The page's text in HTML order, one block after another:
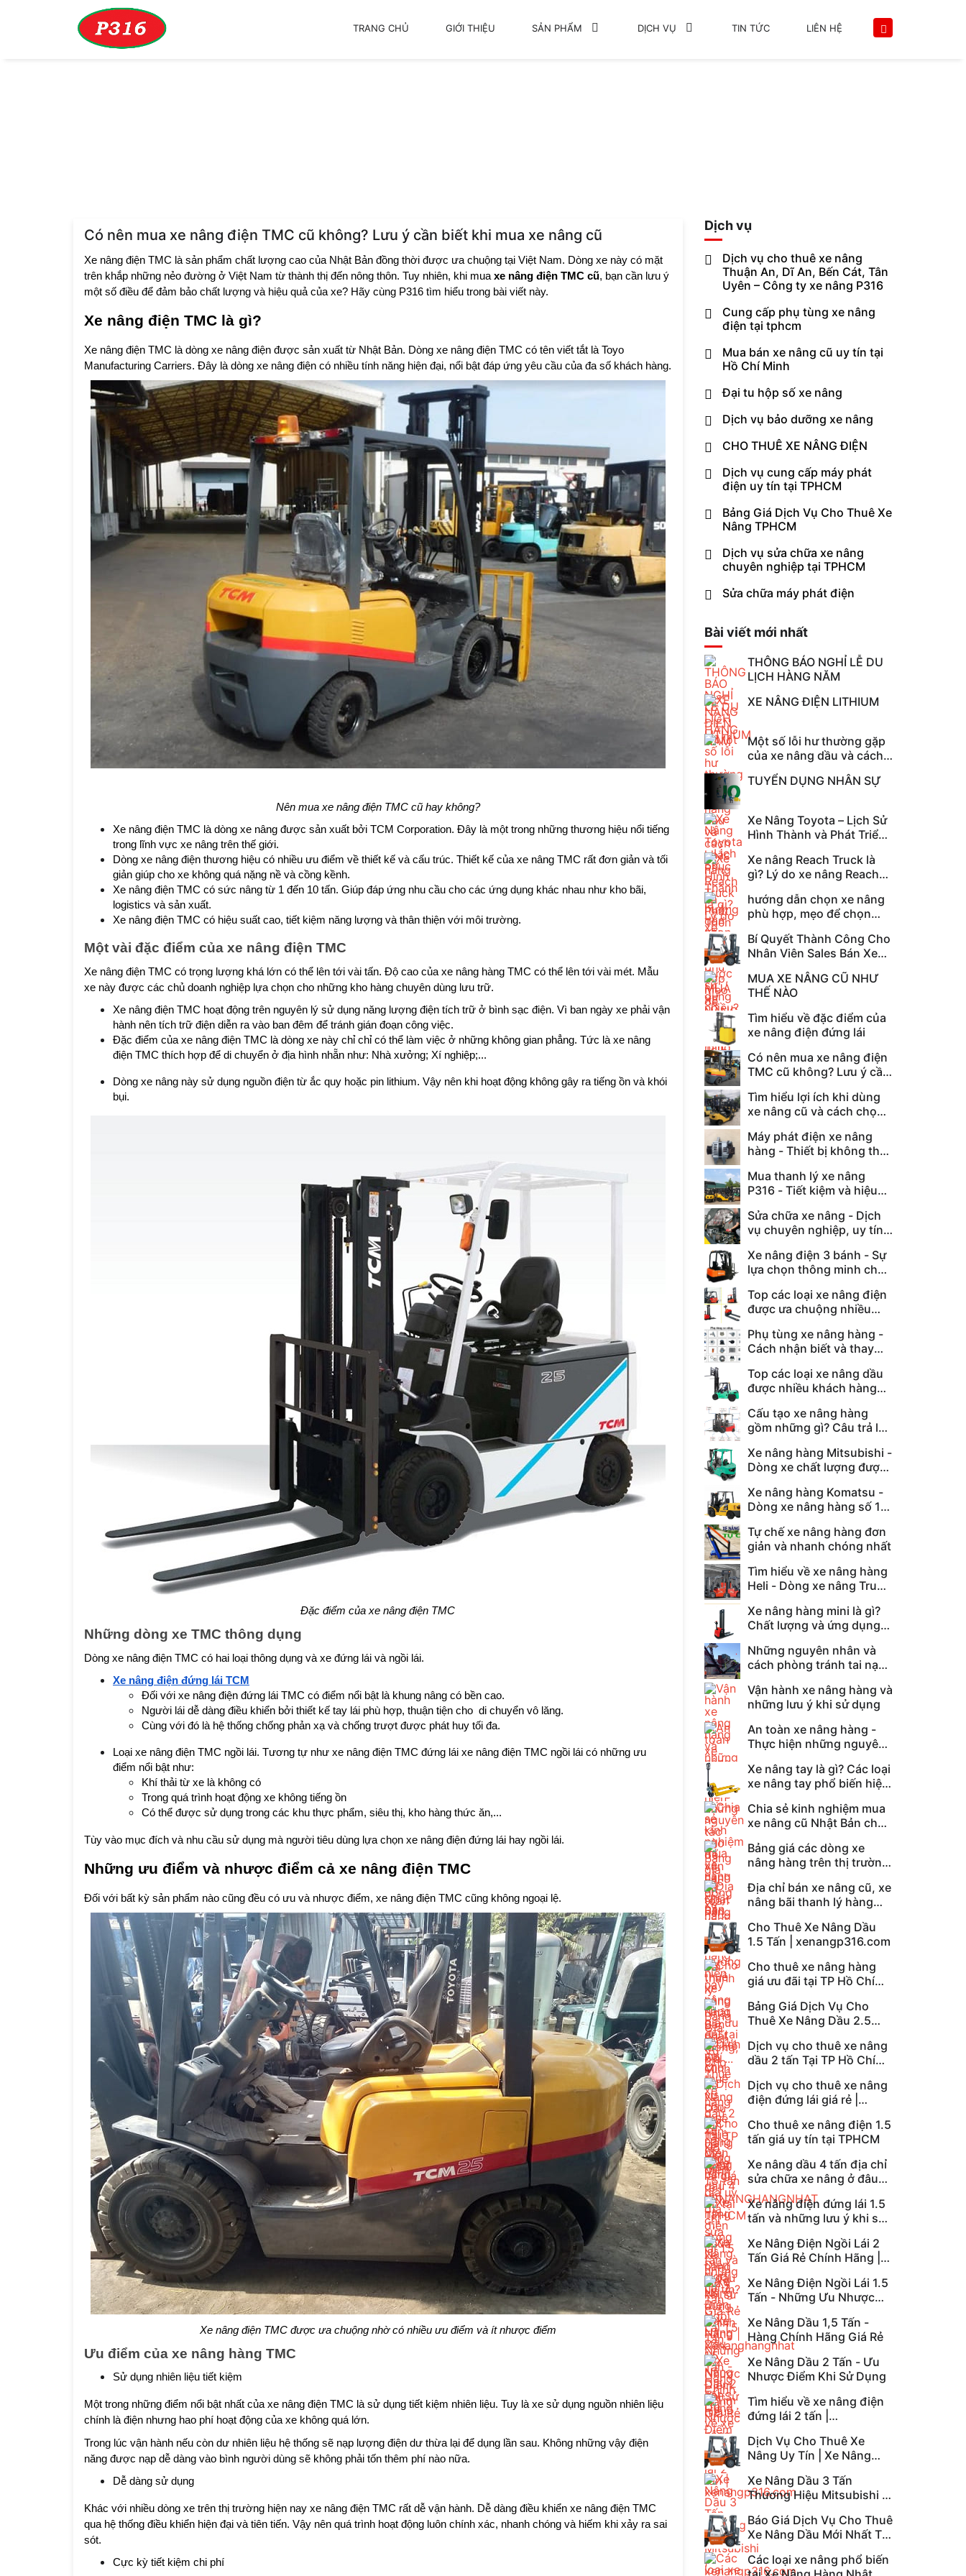
TRANG CHỦ GIỚI THIỆU SẢN PHẨM DỊCH VỤ TIN TỨC LIÊN HỆ
Có nên mua xe nâng điện TMC cũ không? Lưu ý cần biết khi mua xe nâng cũ
Xe nâng điện TMC là sản phẩm chất lượng cao của Nhật Bản đồng thời được ưa chuộng tại Việt Nam. Dòng xe này có mặt
trên khắp những nẻo đường ở Việt Nam từ thành thị đến nông thôn. Tuy nhiên, khi mua xe nâng điện TMC cũ, bạn cần lưu ý
một số điều để đảm bảo chất lượng và hiệu quả của xe? Hãy cùng P316 tìm hiểu trong bài viết này.
Xe nâng điện TMC là gì?
Xe nâng điện TMC là dòng xe nâng điện được sản xuất từ Nhật Bản. Dòng xe nâng điện TMC có tên viết tắt là Toyo
Manufacturing Carriers. Đây là dòng xe nâng điện có nhiều tính năng hiện đại, nổi bật đáp ứng yêu cầu của đa số khách hàng.
Nên mua xe nâng điện TMC cũ hay không?
Xe nâng điện TMC là dòng xe nâng được sản xuất bởi TCM Corporation. Đây là một trong những thương hiệu nổi tiếng
trong lĩnh vực xe nâng trên thế giới.
Dòng xe nâng điện thương hiệu có nhiều ưu điểm về thiết kế và cấu trúc. Thiết kế của xe nâng TMC rất đơn giản và tối
giản giúp cho xe không quá nặng nề và cồng kềnh.
Xe nâng điện TMC có sức nâng từ 1 đến 10 tấn. Giúp đáp ứng nhu cầu cho các ứng dụng khác nhau như kho bãi,
logistics và sản xuất.
Xe nâng điện TMC có hiệu suất cao, tiết kiệm năng lượng và thân thiện với môi trường.
Một vài đặc điểm của xe nâng điện TMC
Xe nâng điện TMC có trọng lượng khá lớn có thể lên tới vài tấn. Độ cao của xe nâng hàng TMC có thể lên tới vài mét. Mẫu
xe này được các chủ doanh nghiệp lựa chọn cho những kho hàng chuyên dùng lưu trữ.
Xe nâng điện TMC hoạt động trên nguyên lý sử dụng năng lượng điện tích trữ ở bình sạc điện. Vì ban ngày xe phải vận
hành nên tích trữ điện diễn ra vào ban đêm để tránh gián đoạn công việc.
Đặc điểm của xe nâng điện TMC là dòng xe này chỉ chỉ có thể làm việc ở những không gian phẳng. Tức là xe nâng
điện TMC thích hợp để di chuyển ở địa hình nhẵn như: Nhà xưởng; Xí nghiệp;...
Dòng xe nâng này sử dụng nguồn điện từ ắc quy hoặc pin lithium. Vậy nên khi hoạt động không gây ra tiếng ồn và khói
bụi.
Đặc điểm của xe nâng điện TMC
Những dòng xe TMC thông dụng
Dòng xe nâng điện TMC có hai loại thông dụng và xe đứng lái và ngồi lái.
Xe nâng điện đứng lái TCM
Đối với xe nâng điện đứng lái TMC có điểm nổi bật là khung nâng có bền cao.
Người lái dễ dàng điều khiển bởi thiết kế tay lái phù hợp, thuận tiện cho di chuyển vô lăng.
Cùng với đó là hệ thống chống phản xạ và chống trượt được phát huy tối đa.
Loại xe nâng điện TMC ngồi lái. Tương tự như xe nâng điện TMC đứng lái xe nâng điện TMC ngồi lái có những ưu
điểm nổi bật như:
Khí thải từ xe là không có
Trong quá trình hoạt động xe không tiếng ồn
Có thể được sử dụng trong các khu thực phẩm, siêu thị, kho hàng thức ăn,...
Tùy vào mục đích và nhu cầu sử dụng mà người tiêu dùng lựa chọn xe nâng điện đứng lái hay ngồi lái.
Những ưu điểm và nhược điểm cả xe nâng điện TMC
Đối với bất kỳ sản phẩm nào cũng đều có ưu và nhược điểm, xe nâng điện TMC cũng không ngoại lệ.
Xe nâng điện TMC được ưa chuộng nhờ có nhiều ưu điểm và ít nhược điểm
Ưu điểm của xe nâng hàng TMC
Sử dụng nhiên liệu tiết kiệm
Một trong những điểm nổi bật nhất của xe nâng điện TMC là sử dụng tiết kiệm nhiên liệu. Tuy là xe sử dụng nguồn nhiên liệu
chính là điện nhưng hao phí hoạt động của xe không quá lớn.
Trong lúc vận hành nếu còn dư nhiên liệu hệ thống sẽ nạp lượng điện dư thừa lại để dụng lần sau. Không những vậy điện
năng được nạp dễ dàng vào bình người dùng sẽ không phải tốn thêm phí nào nữa.
Dễ dàng sử dụng
Khác với nhiều dòng xe trên thị trường hiện nay xe nâng điện TMC rất dễ vận hành. Dễ dàng điều khiển xe nâng điện TMC
qua hệ thống điều khiển hiện đại và tiên tiến. Vậy nên quá trình hoạt động luôn chính xác, nhanh chóng và hiếm khi xảy ra sai
sót.
Cực kỳ tiết kiệm chi phí
Dịch vụ
Dịch vụ cho thuê xe nâng
Thuận An, Dĩ An, Bến Cát, Tân
Uyên – Công ty xe nâng P316
Cung cấp phụ tùng xe nâng
điện tại tphcm
Mua bán xe nâng cũ uy tín tại
Hồ Chí Minh
Đại tu hộp số xe nâng
Dịch vụ bảo dưỡng xe nâng
CHO THUÊ XE NÂNG ĐIỆN
Dịch vụ cung cấp máy phát
điện uy tín tại TPHCM
Bảng Giá Dịch Vụ Cho Thuê Xe
Nâng TPHCM
Dịch vụ sửa chữa xe nâng
chuyên nghiệp tại TPHCM
Sửa chữa máy phát điện
Bài viết mới nhất
THÔNG BÁO NGHỈ LỄ DU
LỊCH HÀNG NĂM
XE NÂNG ĐIỆN LITHIUM
Một số lỗi hư thường gặp
của xe nâng dầu và cách
khắc phục
TUYỂN DỤNG NHÂN SỰ
Xe Nâng Toyota – Lịch Sử
Hình Thành và Phát Triển
Xe nâng Reach Truck là
gì? Lý do xe nâng Reach
nhiều?
hướng dẫn chọn xe nâng
phù hợp, mẹo để chọn
Bí Quyết Thành Công Cho
Nhân Viên Sales Bán Xe
MUA XE NÂNG CŨ NHƯ
THẾ NÀO
Tìm hiểu về đặc điểm của
xe nâng điện đứng lái
Có nên mua xe nâng điện
TMC cũ không? Lưu ý cần
Tìm hiểu lợi ích khi dùng
xe nâng cũ và cách chọn
Máy phát điện xe nâng
hàng - Thiết bị không thể
Mua thanh lý xe nâng
P316 - Tiết kiệm và hiệu
Sửa chữa xe nâng - Dịch
vụ chuyên nghiệp, uy tín,
Xe nâng điện 3 bánh - Sự
lựa chọn thông minh cho
Top các loại xe nâng điện
được ưa chuộng nhiều
Phụ tùng xe nâng hàng -
Cách nhận biết và thay
Top các loại xe nâng dầu
được nhiều khách hàng
Cấu tạo xe nâng hàng
gồm những gì? Câu trả lời
Xe nâng hàng Mitsubishi -
Dòng xe chất lượng được
Xe nâng hàng Komatsu -
Dòng xe nâng hàng số 1
Tự chế xe nâng hàng đơn
giản và nhanh chóng nhất
Tìm hiểu về xe nâng hàng
Heli - Dòng xe nâng Trung
Xe nâng hàng mini là gì?
Chất lượng và ứng dụng
Những nguyên nhân và
cách phòng tránh tai nạn
Vận hành xe nâng hàng và
những lưu ý khi sử dụng
An toàn xe nâng hàng -
Thực hiện những nguyên
toàn nâng ...
Xe nâng tay là gì? Các loại
xe nâng tay phổ biến hiện
Chia sẻ kinh nghiệm mua
xe nâng cũ Nhật Bản chất
Bảng giá các dòng xe
nâng hàng trên thị trường
Địa chỉ bán xe nâng cũ, xe
nâng bãi thanh lý hàng
...
Cho Thuê Xe Nâng Dầu
1.5 Tấn | xenangp316.com
Cho thuê xe nâng hàng
giá ưu đãi tại TP Hồ Chí
Bảng Giá Dịch Vụ Cho
Thuê Xe Nâng Dầu 2.5
Dịch vụ cho thuê xe nâng
dầu 2 tấn Tại TP Hồ Chí
Dịch vụ cho thuê xe nâng
điện đứng lái giá rẻ |
Cho thuê xe nâng điện 1.5
tấn giá uy tín tại TPHCM
Xe nâng dầu 4 tấn địa chỉ
sửa chữa xe nâng ở đâu
uy tín?
Xe nâng điện đứng lái 1.5
tấn và những lưu ý khi sử
Xe Nâng Điện Ngồi Lái 2
Tấn Giá Rẻ Chính Hãng |
Xe Nâng Điện Ngồi Lái 1.5
Tấn - Những Ưu Nhược
Xe Nâng Dầu 1,5 Tấn -
Hàng Chính Hãng Giá Rẻ
Xe Nâng Dầu 2 Tấn - Ưu
Nhược Điểm Khi Sử Dụng
Tìm hiểu về xe nâng điện
đứng lái 2 tấn |
Dịch Vụ Cho Thuê Xe
Nâng Uy Tín | Xe Nâng
Xe Nâng Dầu 3 Tấn
Thương Hiệu Mitsubishi |
Báo Giá Dịch Vụ Cho Thuê
Xe Nâng Dầu Mới Nhất Tại
TPHCM!
Các loại xe nâng phổ biến